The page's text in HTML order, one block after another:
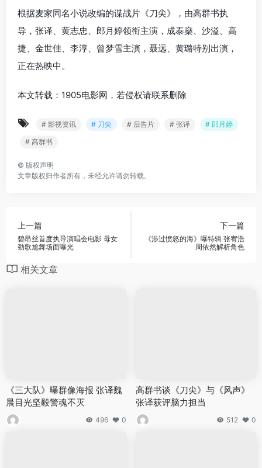
根据麦家同名小说改编的谍战片《刀尖》，由高群书执
导，张译、黄志忠、郎月婷领衔主演，成泰燊、沙溢、高
捷、金世佳、李淳、曾梦雪主演，聂远、黄璐特别出演，
正在热映中。
本文转载：1905电影网，若侵权请联系删除
# 影视资讯 # 刀尖 # 后告片 # 张译
# 郎月婷
# 高群书
© 版权声明
文章版权归作者所有，未经允许请勿转载。
上一篇
碧昂丝首度执导演唱会电影 母女
劲歌尬舞场面曝光
下一篇
《涉过愤怒的海》曝特辑 张宥浩
周依然解析角色
相关文章
《三大队》曝群像海报 张译魏
晨目光坚毅警魂不灭
496 0
高群书谈《刀尖》与《风声》
张译获评脑力担当
512 0